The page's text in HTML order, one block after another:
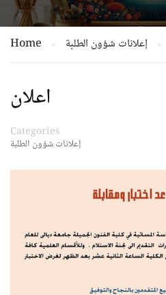
Home إعلانات شؤون الطلبة
اعلان
Categories
إعلانات شؤون الطلبة